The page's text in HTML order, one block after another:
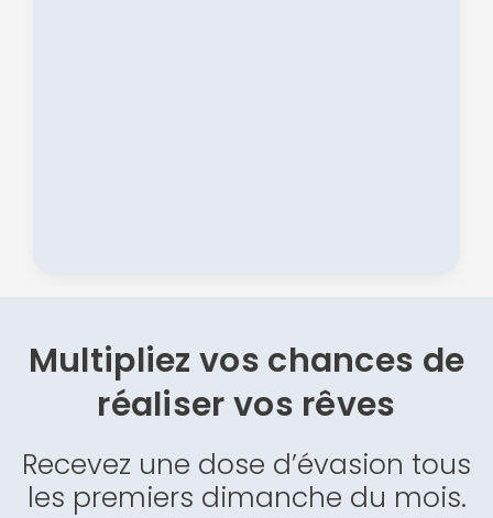
Multipliez vos chances de
réaliser vos rêves
Recevez une dose d’évasion tous
les premiers dimanche du mois.